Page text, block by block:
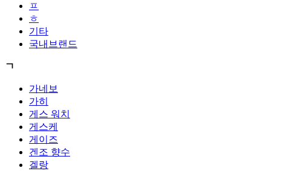
ㅍ
ㅎ
기타
국내브랜드
ㄱ
가네보
가히
게스 워치
게스케
게이즈
겐조 향수
겔랑